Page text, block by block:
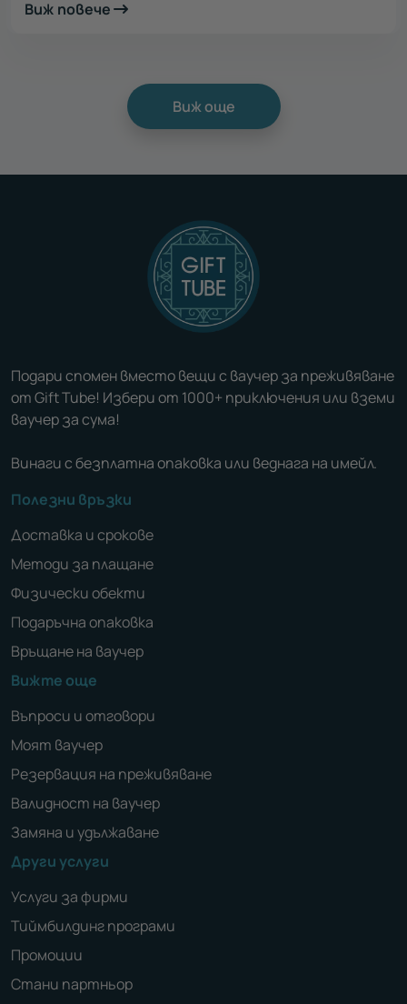
Виж повече
Виж още
Подари спомен вместо вещи с ваучер за преживяване
от Gift Tube! Избери от 1000+ приключения или вземи
ваучер за сума!
Винаги с безплатна опаковка или веднага на имейл.
Полезни връзки
Доставка и срокове
Методи за плащане
Физически обекти
Подаръчна опаковка
Връщане на ваучер
Вижте още
Въпроси и отговори
Моят ваучер
Резервация на преживяване
Валидност на ваучер
Замяна и удължаване
Други услуги
Услуги за фирми
Тиймбилдинг програми
Промоции
Стани партньор